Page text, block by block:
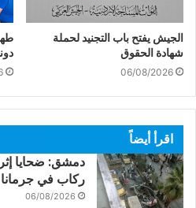
الجيش يفتح باب التجنيد لحملة
شهادة الحقوق
06/08/2026
اقرأ أيضاً
دمشق: ضحايا
ركاب في جرمانا
06/08/2026